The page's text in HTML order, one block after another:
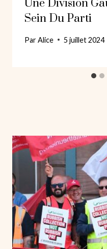
Une Division
Sein Du Parti
ParAlice 5 juillet 2024